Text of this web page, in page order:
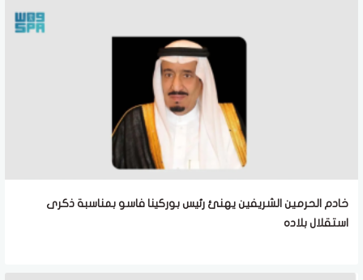
خادم الحرمين الشريفين يهنئ رئيس بوركينا فاسو بمناسبة ذكرى
استقلال بلاده